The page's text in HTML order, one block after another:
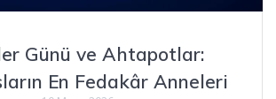
Günü ve Ahtapotlar:
En Fedakâr Anneleri